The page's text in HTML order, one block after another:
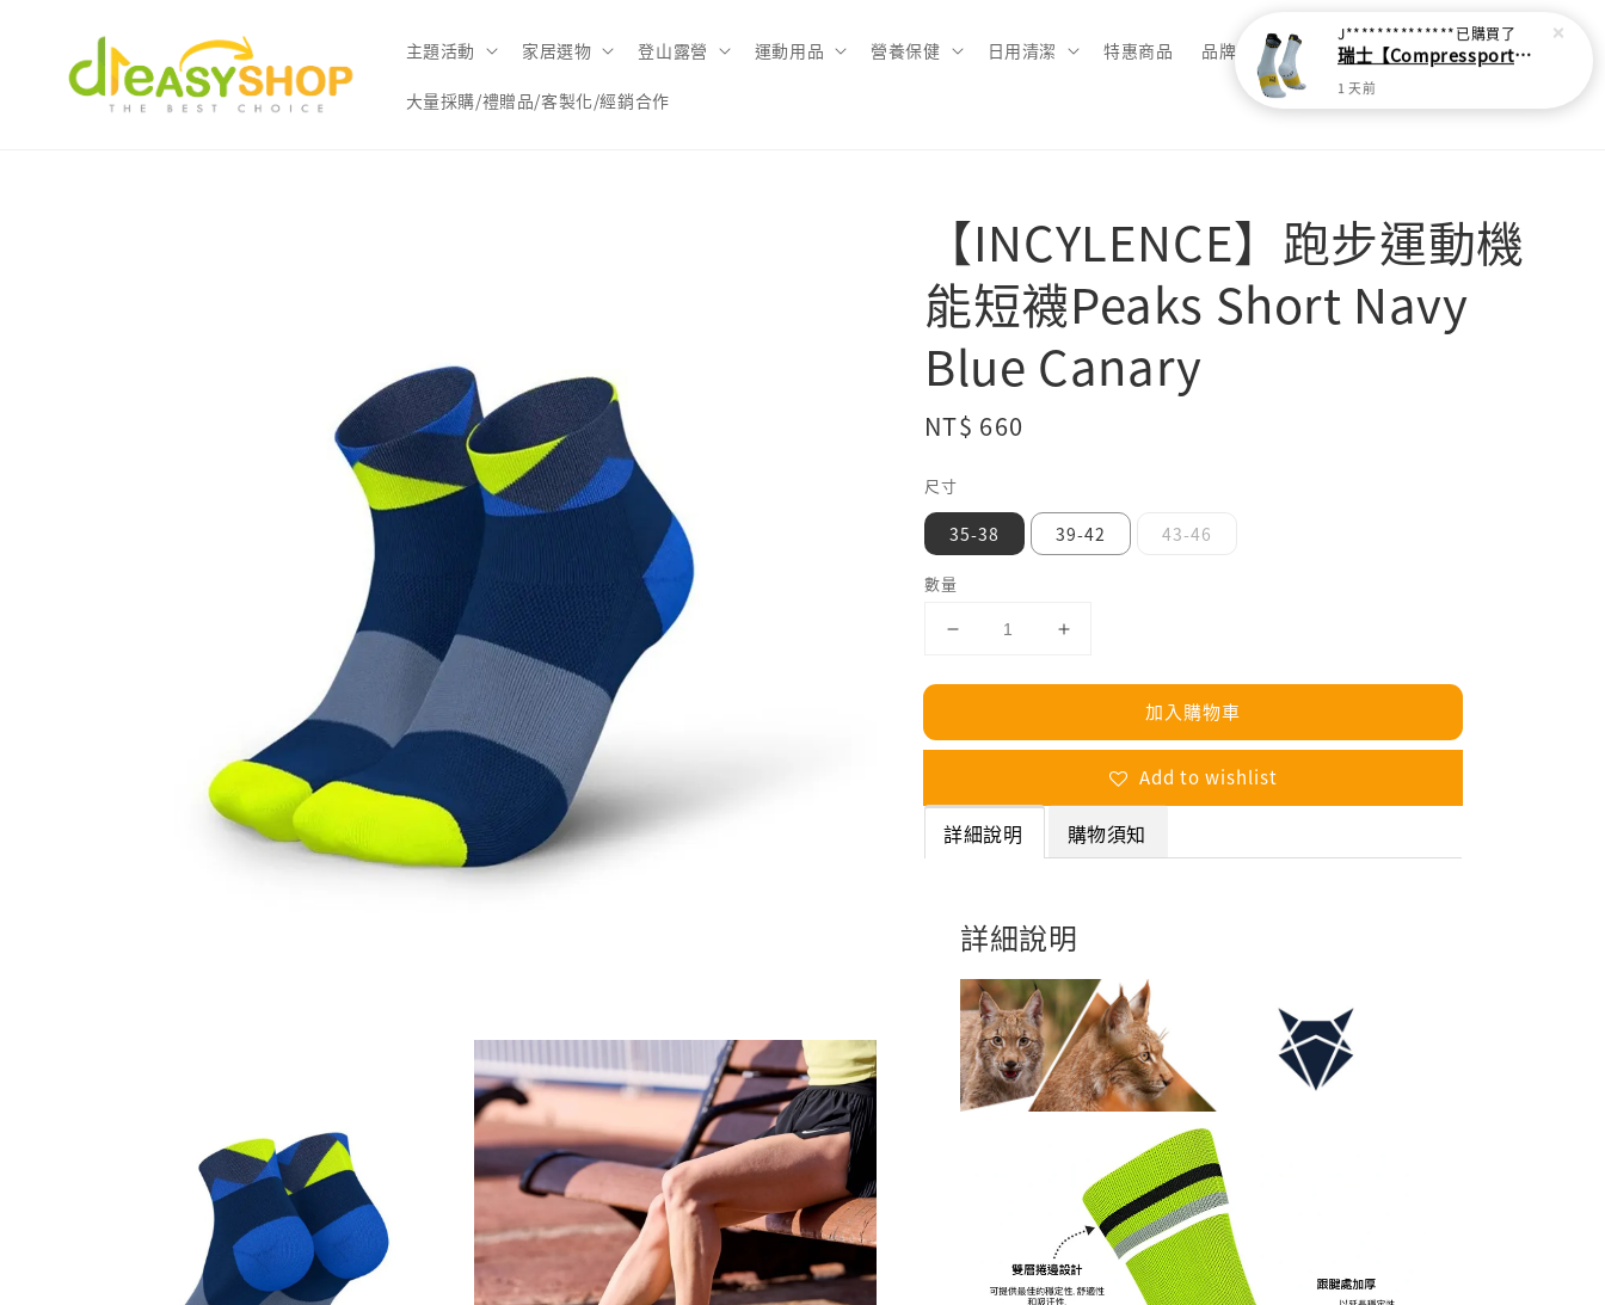
主題活動 家居選物 登山露營 運動用品 營養保健 日用清潔 特惠商品 品牌總覽
大量採購/禮贈品/客製化/經銷合作
【INCYLENCE】跑步運動機
能短襪Peaks Short Navy
Blue Canary
Regular
NT$ 660
尺寸
35-38 39-42 43-46
數量
加入購物車
Add to wishlist
詳細說明 購物須知
詳細說明
J**************已購買了
瑞士【Compressport】V4 越野跑襪(2024新色)
1 天前